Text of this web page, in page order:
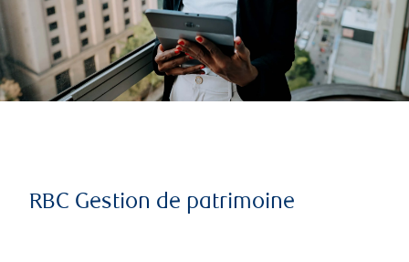
RBC Gestion de patrimoine